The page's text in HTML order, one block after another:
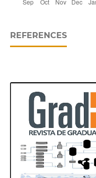
REFERENCES